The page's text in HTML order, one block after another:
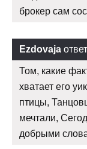
брокер сам
Ezdovaja
Том, какие
хватает его
птицы,
мечтали,
добрыми